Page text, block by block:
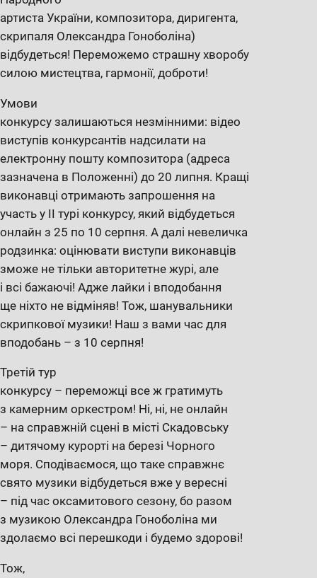
артиста України, композитора, диригента,
скрипаля Олександра Гоноболіна)
відбудеться! Переможемо страшну хворобу
силою мистецтва, гармонії, доброти!
Умови
конкурсу залишаються незмінними: відео
виступів конкурсантів надсилати на
електронну пошту композитора (адреса
зазначена в Положенні) до 20 липня. Кращі
виконавці отримають запрошення на
участь у ІІ турі конкурсу, який відбудеться
онлайн з 25 по 10 серпня. А далі невеличка
родзинка: оцінювати виступи виконавців
зможе не тільки авторитетне журі, але
і всі бажаючі! Адже лайки і вподобання
ще ніхто не відміняв! Тож, шанувальники
скрипкової музики! Наш з вами час для
вподобань – з 10 серпня!
Третій тур
конкурсу – переможці все ж гратимуть
з камерним оркестром! Ні, ні, не онлайн
– на справжній сцені в місті Скадовську
– дитячому курорті на березі Чорного
моря. Сподіваємося, що таке справжнє
свято музики відбудеться вже у вересні
– під час оксамитового сезону, бо разом
з музикою Олександра Гоноболіна ми
здолаємо всі перешкоди і будемо здорові!
Тож,